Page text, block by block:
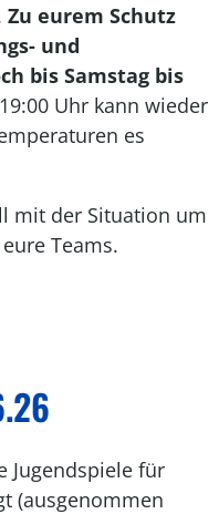
Zu eurem Schutz
und
bis Samstag bis
Uhr kann wieder
es
mit der Situation um
Teams.
Jugendspiele für
(ausgenommen